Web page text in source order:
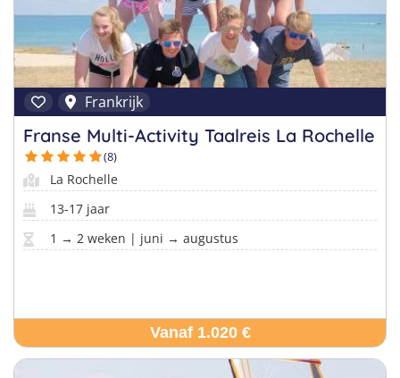
Frankrijk
Franse Multi-Activity Taalreis La Rochelle
(8)
La Rochelle
13-17 jaar
1 → 2 weken | juni → augustus
Vanaf 1.020 €